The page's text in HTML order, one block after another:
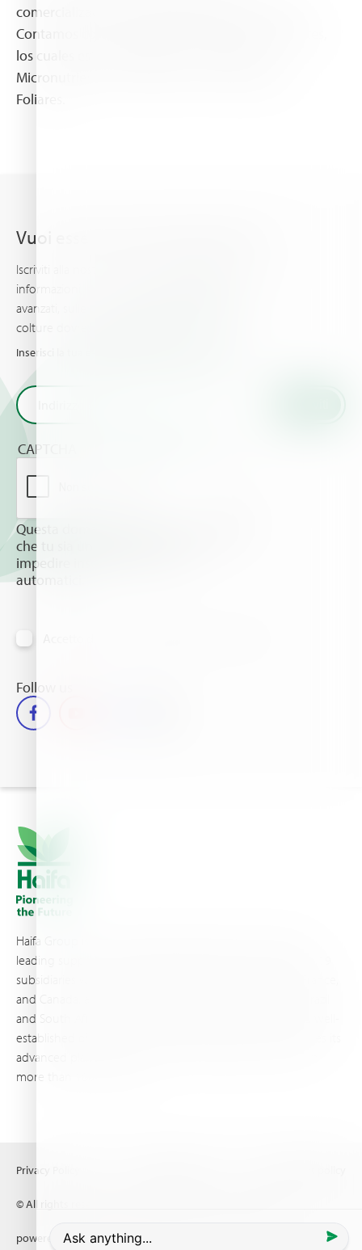
comercialización de fertilizantes de alta calidad.
Contamos con una amplia variedad de fertilizantes,
los cuales están agrupados en: Genéricos,
Micronutrientes, Compuestos, Hidrosolubles y
Foliares.
Vuoi essere sempre aggiornato?
Iscriviti alla nostra newsletter per ricevere le ultime
informazioni, sui piani di concimazione più
avanzati, sulle news e gli eventi che tu e le tue
colture dovreste conoscere.
Inserisci la tua e-mail per ricevere le novità da Haifa
CAPTCHA
Questa domanda è un test per verificare
che tu sia un visitatore umano e per
impedire inserimenti di spam
automatici.
Follow us
Haifa Group is a multi-national corporation and a global
leading supplier of specialty fertilizers, operating through 19
subsidiaries worldwide, with production sites in Israel, France,
and Canada, as well as proprietary blending facilities in Brazil
and South Africa. Backed by extensive infrastructure and well-
established distribution and logistics networks, Haifa makes its
advanced plant nutrition solutions available to growers in
more than 100 countries.
© All rights reserved (2026) Haifa Negev technologies LTD
Privacy Policy
powered byComrax